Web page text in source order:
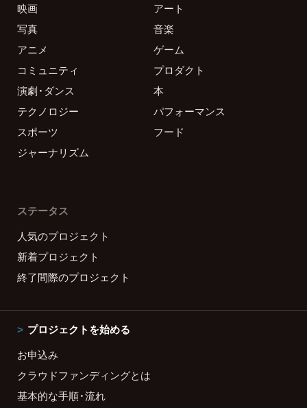
映画
アート
写真
音楽
アニメ
ゲーム
コミュニティ
プロダクト
演劇・ダンス
本
テクノロジー
パフォーマンス
スポーツ
フード
ジャーナリズム
ステータス
人気のプロジェクト
新着プロジェクト
終了間際のプロジェクト
プロジェクトを始める
お申込み
クラウドファンディングとは
基本的な手順・流れ